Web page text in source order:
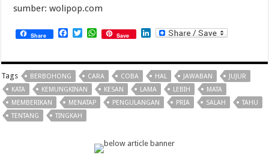
sumber: wolipop.com
Share Facebook
TwitterWhatsApp
Save LinkedIn
Tags BERBOHONG CARA COBA HAL JAWABAN
JUJUR
KATA
KEMUNGKINAN KESAN LAMA LEBIH
MATA
MEMBERIKAN
MENATAP PENGULANGAN PRIA SALAH
TAHU
TENTANG
TINGKAH